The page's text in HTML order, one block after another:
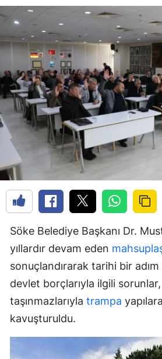
Söke Belediye Başkanı Dr.
yıllardır devam eden
sonuçlandırarak tarihi bir
devlet borçlarıyla ilgili
taşınmazlarıyla trampa
kavuşturuldu.